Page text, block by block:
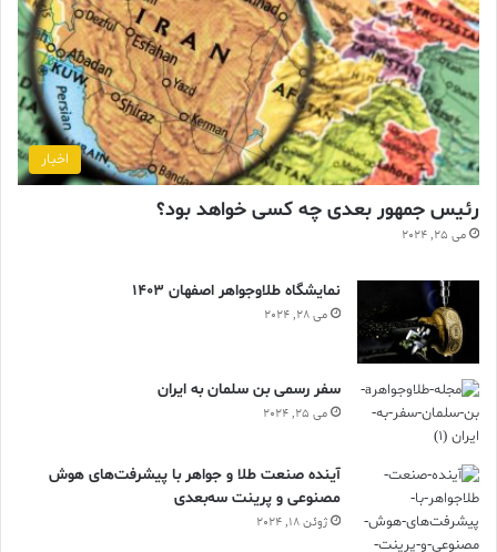
اخبار
رئیس جمهور بعدی چه کسی خواهد بود؟
می 25, 2024
نمایشگاه طلاوجواهر اصفهان 1403
می 28, 2024
سفر رسمی بن سلمان به ایران
می 25, 2024
آینده صنعت طلا و جواهر با پیشرفت‌های هوش
مصنوعی و پرینت سه‌بعدی
ژوئن 18, 2024